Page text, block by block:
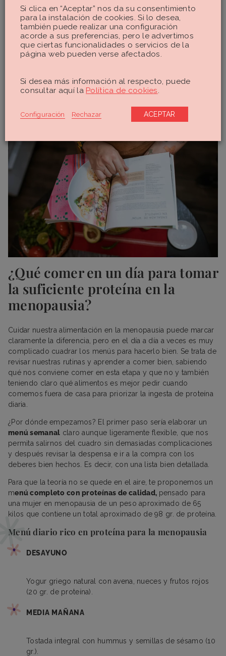
Tofu 100 gr. 10 gr.
Garbanzos
cocidos
1 taza (150 gr.) 15 gr.
Lentejas cocidas 1 taza (150 gr.) 18 gr.
Almendras
30 gr. (un
6 gr.
¿Qué comer en un día para tomar
la suficiente proteína en la
menopausia?
Cuidar nuestra alimentación en la menopausia puede marcar
claramente la diferencia, pero en el día a día a veces es muy
complicado cuadrar los menús para hacerlo bien. Se trata de
revisar nuestras rutinas y aprender a comer bien, sabiendo
qué nos conviene comer en esta etapa y que no y también
teniendo claro qué alimentos es mejor pedir cuando
comemos fuera de casa para priorizar la ingesta de proteína
diaria.
¿Por dónde empezamos? El primer paso sería elaborar un
menú semanal claro aunque ligeramente flexible, que nos
permita salirnos del cuadro sin demasiadas complicaciones
y después revisar la despensa e ir a la compra con los
deberes bien hechos. Es decir, con una lista bien detallada.
Para que la teoría no se quede en el aire, te proponemos un
menú completo con proteínas de calidad, pensado para
una mujer en menopausia de un peso aproximado de 65
kilos que contiene un total aproximado de 98 gr. de proteína.
Menú diario rico en proteína para la menopausia
DESAYUNO
Yogur griego natural con avena, nueces y frutos rojos
(20 gr. de proteína).
MEDIA MAÑANA
Tostada integral con hummus y semillas de sésamo (10
gr.).
Si clica en “Aceptar” nos da su consentimiento
para la instalación de cookies. Si lo desea,
también puede realizar una configuración
acorde a sus preferencias, pero le advertimos
que ciertas funcionalidades o servicios de la
página web pueden verse afectados.
Si desea más información al respecto, puede
consultar aquí la Política de cookies
Configuración Rechazar ACEPTAR